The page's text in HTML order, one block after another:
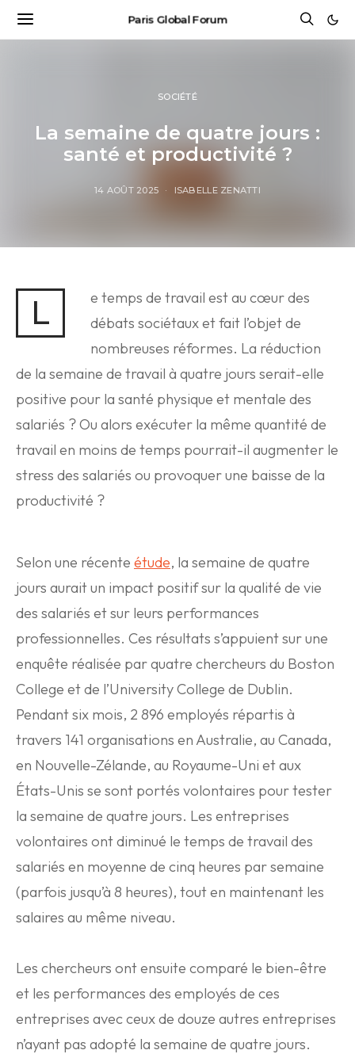
Paris Global Forum
SOCIÉTÉ
La semaine de quatre jours :
santé et productivité ?
14 AOÛT 2025 ISABELLE ZENATTI
L
e temps de travail est au cœur des
débats sociétaux et fait l’objet de
nombreuses réformes. La réduction
de la semaine de travail à quatre jours serait-elle
positive pour la santé physique et mentale des
salariés ? Ou alors exécuter la même quantité de
travail en moins de temps pourrait-il augmenter le
stress des salariés ou provoquer une baisse de la
productivité ?
Selon une récente étude, la semaine de quatre
jours aurait un impact positif sur la qualité de vie
des salariés et sur leurs performances
professionnelles. Ces résultats s’appuient sur une
enquête réalisée par quatre chercheurs du Boston
College et de l’University College de Dublin.
Pendant six mois, 2 896 employés répartis à
travers 141 organisations en Australie, au Canada,
en Nouvelle-Zélande, au Royaume-Uni et aux
États-Unis se sont portés volontaires pour tester
la semaine de quatre jours. Les entreprises
volontaires ont diminué le temps de travail des
salariés en moyenne de cinq heures par semaine
(parfois jusqu’à 8 heures), tout en maintenant les
salaires au même niveau.
Les chercheurs ont ensuite comparé le bien-être
et les performances des employés de ces
entreprises avec ceux de douze autres entreprises
n’ayant pas adopté la semaine de quatre jours.